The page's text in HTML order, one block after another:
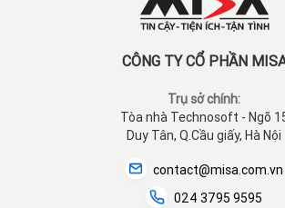
CÔNG TY CỔ PHẦN
Trụ sở chính:
Tòa nhà Technosoft - Ngõ
Duy Tân, Q.Cầu giấy, Hà Nội
contact@misa.com.vn
024 3795 9595